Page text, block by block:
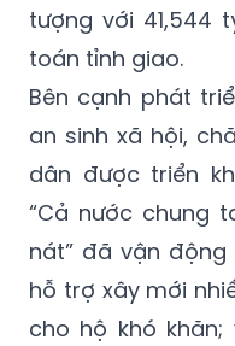
tượng với 41,544
toán tỉnh giao.
Bên cạnh phát
an sinh xã hội,
dân được triển
“Cả nước chung
nát” đã vận động
hỗ trợ xây mới
cho hộ khó